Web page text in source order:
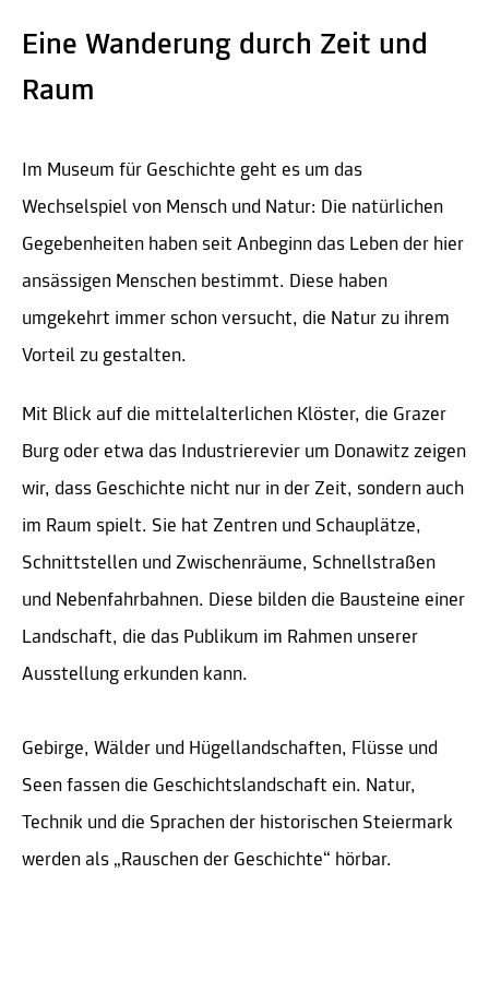
Eine Wanderung durch Zeit und
Raum
Im Museum für Geschichte geht es um das
Wechselspiel von Mensch und Natur: Die natürlichen
Gegebenheiten haben seit Anbeginn das Leben der hier
ansässigen Menschen bestimmt. Diese haben
umgekehrt immer schon versucht, die Natur zu ihrem
Vorteil zu gestalten.
Mit Blick auf die mittelalterlichen Klöster, die Grazer
Burg oder etwa das Industrierevier um Donawitz zeigen
wir, dass Geschichte nicht nur in der Zeit, sondern auch
im Raum spielt. Sie hat Zentren und Schauplätze,
Schnittstellen und Zwischenräume, Schnellstraßen
und Nebenfahrbahnen. Diese bilden die Bausteine einer
Landschaft, die das Publikum im Rahmen unserer
Ausstellung erkunden kann.
Gebirge, Wälder und Hügellandschaften, Flüsse und
Seen fassen die Geschichtslandschaft ein. Natur,
Technik und die Sprachen der historischen Steiermark
werden als „Rauschen der Geschichte“ hörbar.